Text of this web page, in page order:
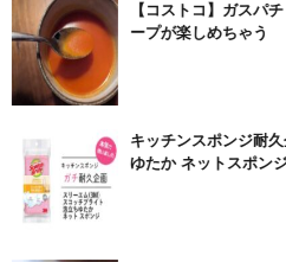
【コストコ】ガスパ
ープが楽しめちゃう
キッチンスポンジ耐
ゆたか ネットスポン